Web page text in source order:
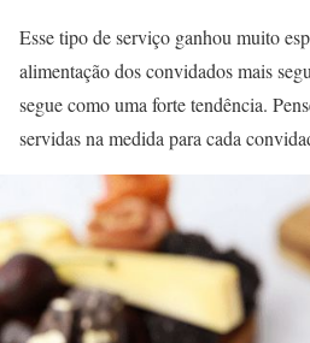
Esse tipo de serviço ganhou muito
alimentação dos convidados mais
segue como uma forte tendência.
servidas na medida para cada